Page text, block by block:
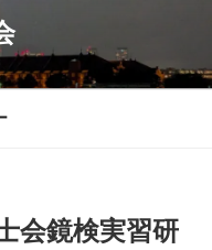
会鏡検実習研